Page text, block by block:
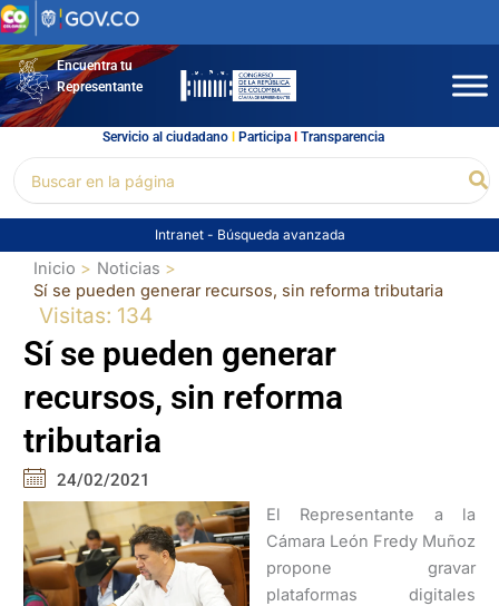
Ir
al
contenidoEncuentra tu
Representante
Servicio al ciudadano l Participal Transparencia
por:
Intranet - Búsqueda avanzada
Inicio
Noticias
Sí se pueden generar recursos, sin reforma tributaria
Visitas: 134
Sí se pueden generar
recursos, sin reforma
tributaria
24/02/2021
El Representante a la
Cámara León Fredy Muñoz
propone gravar
plataformas digitales